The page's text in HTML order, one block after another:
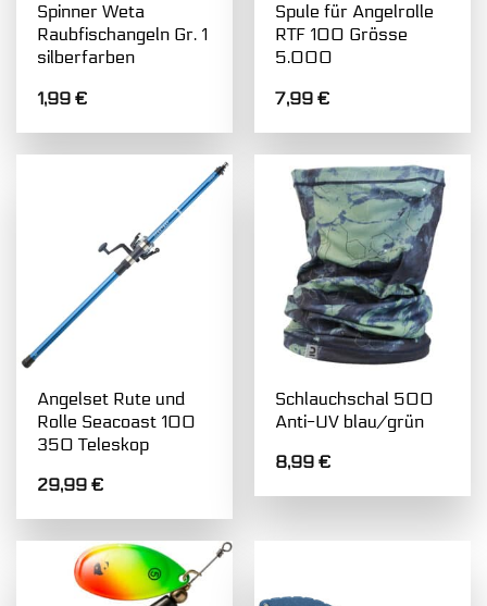
Spinner Weta
Raubfischangeln Gr. 1
silberfarben
1,99€
Spule für Angelrolle
RTF 100 Grösse
5.000
7,99€
Angelset Rute und
Rolle Seacoast 100
350 Teleskop
29,99€
Schlauchschal 500
Anti-UV blau/grün
8,99€